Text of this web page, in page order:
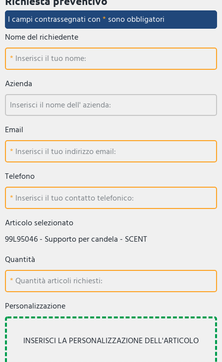
I campi contrassegnati con* sono obbligatori
Nome del richiedente
Inserisci il tuo nome:
Azienda
Inserisci il nome dell' azienda:
Email
Inserisci il tuo indirizzo email:
Telefono
Inserisci il tuo contatto telefonico:
Articolo selezionato
99L95046 - Supporto per candela - SCENT
Quantità
Quantità articoli richiesti:
Personalizzazione